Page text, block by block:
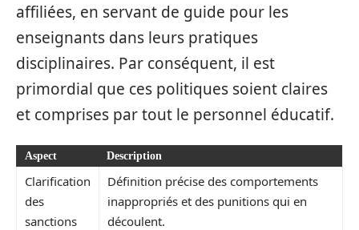
affiliées, en servant de guide pour les
enseignants dans leurs pratiques
disciplinaires. Par conséquent, il est
primordial que ces politiques soient claires
et comprises par tout le personnel éducatif.
Aspect Description
Clarification
des
sanctions
Définition précise des comportements
inappropriés et des punitions qui en
découlent.